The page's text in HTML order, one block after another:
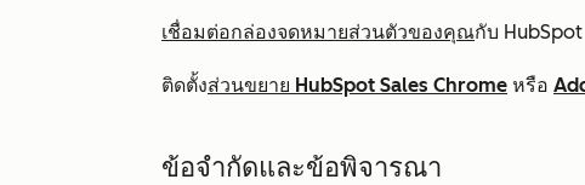
เชื่อมต่อกล่องจดหมายส่วนตัวของคุณกับ HubSpot
ติดตั้งส่วนขยาย HubSpot Sales Chrome หรือ
ข้อจำกัดและข้อพิจารณา